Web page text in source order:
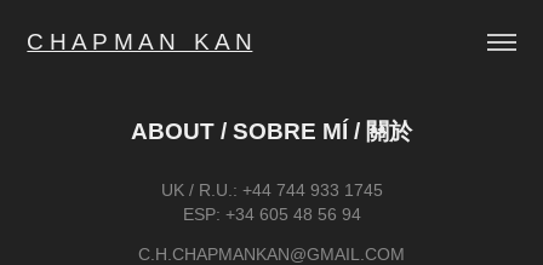
C H A P M A N   K A N
ABOUT / SOBRE MÍ / 關於
UK / R.U.: +44 744 933 1745
ESP: +34 605 48 56 94
C.H.CHAPMANKAN@GMAIL.COM